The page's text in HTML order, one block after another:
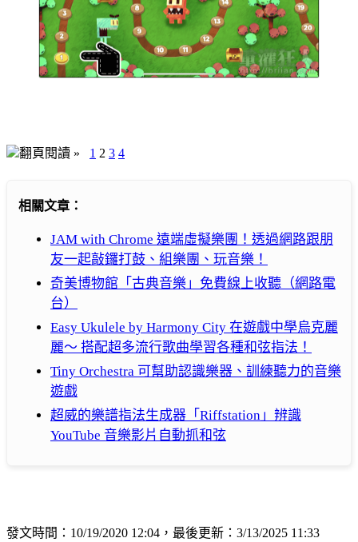
翻頁閱讀 » 1 2 3 4
相關文章：
JAM with Chrome 遠端虛擬樂團！透過網路跟朋
友一起敲鑼打鼓、組樂團、玩音樂！
奇美博物館「古典音樂」免費線上收聽（網路電
台）
Easy Ukulele by Harmony City 在遊戲中學烏克麗
麗～ 搭配超多流行歌曲學習各種和弦指法！
Tiny Orchestra 可幫助認識樂器、訓練聽力的音樂
遊戲
超威的樂譜指法生成器「Riffstation」辨識
YouTube 音樂影片自動抓和弦
發文時間：10/19/2020 12:04，最後更新：3/13/2025 11:33